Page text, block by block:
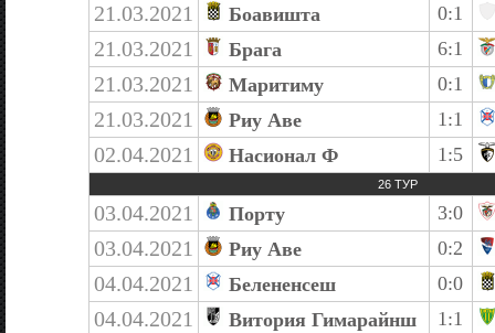
21.03.2021 Боавишта 0:1
21.03.2021 Брага 6:1
21.03.2021 Маритиму 0:1
21.03.2021 Риу Аве 1:1
02.04.2021 Насионал Ф 1:5
26 ТУР
03.04.2021 Порту 3:0
03.04.2021 Риу Аве 0:2
04.04.2021 Белененсеш 0:0
04.04.2021 Витория Гимарайнш 1:1